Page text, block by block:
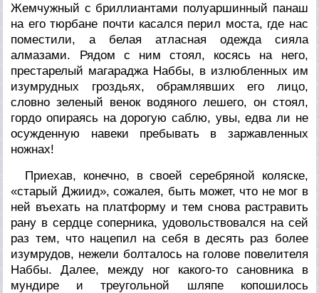
Жемчужный с бриллиантами полуаршинный панаш
на его тюрбане почти касался перил моста, где нас
поместили, а белая атласная одежда сияла
алмазами. Рядом с ним стоял, косясь на него,
престарелый магараджа Наббы, в излюбленных им
изумрудных гроздьях, обрамлявших его лицо,
словно зеленый венок водяного лешего, он стоял,
гордо опираясь на дорогую саблю, увы, едва ли не
осужденную навеки пребывать в заржавленных
ножнах!
Приехав, конечно, в своей серебряной коляске,
«старый Джиид», сожалея, быть может, что не мог в
ней въехать на платформу и тем снова растравить
рану в сердце соперника, удовольствовался на сей
раз тем, что нацепил на себя в десять раз более
изумрудов, нежели болталось на голове повелителя
Наббы. Далее, между ног какого-то сановника в
мундире и треугольной шляпе копошилось